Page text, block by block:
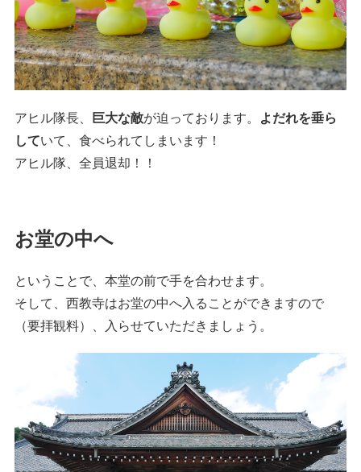
アヒル隊長、 巨大な敵が迫っております。 よだれを垂ら
していて、食べられてしまいます！
アヒル隊、全員退却！！
お堂の中へ
ということで、本堂の前で手を合わせます。
そして、西教寺はお堂の中へ入ることができますので
（要拝観料）、入らせていただきましょう。